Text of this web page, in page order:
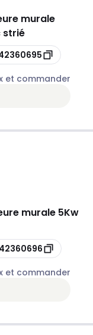
murale
strié
et commander
murale 5Kw
et commander